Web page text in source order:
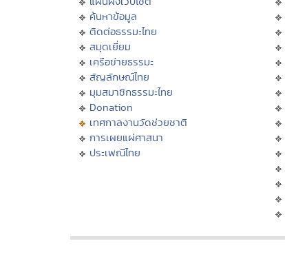
ค้นหาข้อมูล
ติดต่อธรรมะไทย
สมุดเยี่ยม
เครือข่ายธรรมะ
สัญลักษณ์ไทย
มุมสมาชิกธรรมะไทย
Donation
เทศกาลงานวัดช่วยชาติ
การเผยแผ่ศาสนา
ประเพณีไทย